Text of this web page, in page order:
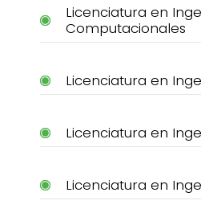
Licenciatura en
Computacionales
Licenciatura en
Licenciatura en
Licenciatura en